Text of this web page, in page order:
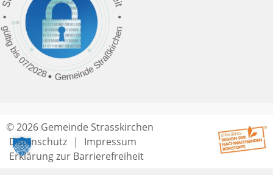
© 2026 Gemeinde Strasskirchen
Datenschutz
Impressum
Erklärung zur Barrierefreiheit